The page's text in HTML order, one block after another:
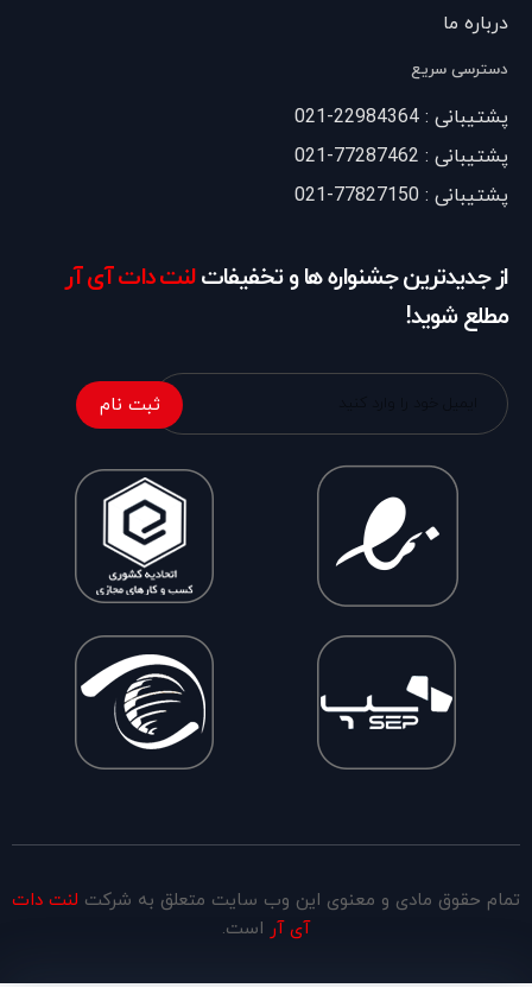
درباره ما
دسترسی سریع
پشتیبانی : 22984364-021
پشتیبانی : 77287462-021
پشتیبانی : 77827150-021
از جدیدترین جشنواره ها و تخفیفاتلنت دات آی آر
مطلع شوید!
ثبت نام
تمام حقوق مادی و معنوی این وب سایت متعلق به شرکت لنت دات
آی آر است.